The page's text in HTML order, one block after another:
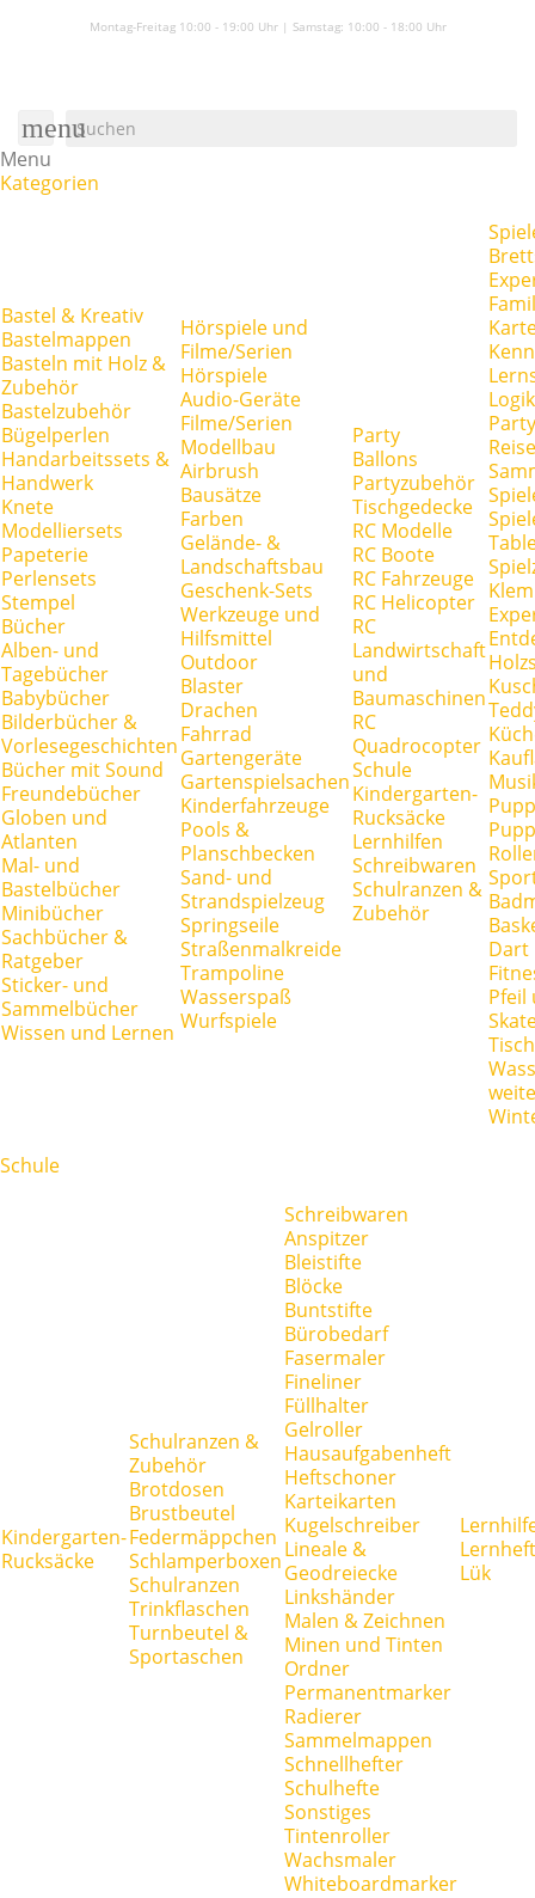
Montag-Freitag 10:00 - 19:00 Uhr | Samstag: 10:00 - 18:00 Uhr
menu
Menu
Kategorien
Bastel & Kreativ
Bastelmappen
Basteln mit Holz &
Zubehör
Bastelzubehör
Bügelperlen
Handarbeitssets &
Handwerk
Knete
Modelliersets
Papeterie
Perlensets
Stempel
Bücher
Alben- und
Tagebücher
Babybücher
Bilderbücher &
Vorlesegeschichten
Bücher mit Sound
Freundebücher
Globen und
Atlanten
Mal- und
Bastelbücher
Minibücher
Sachbücher &
Ratgeber
Sticker- und
Sammelbücher
Wissen und Lernen
Hörspiele und
Filme/Serien
Hörspiele
Audio-Geräte
Filme/Serien
Modellbau
Airbrush
Bausätze
Farben
Gelände- &
Landschaftsbau
Geschenk-Sets
Werkzeuge und
Hilfsmittel
Outdoor
Blaster
Drachen
Fahrrad
Gartengeräte
Gartenspielsachen
Kinderfahrzeuge
Pools &
Planschbecken
Sand- und
Strandspielzeug
Springseile
Straßenmalkreide
Trampoline
Wasserspaß
Wurfspiele
Party
Ballons
Partyzubehör
Tischgedecke
RC Modelle
RC Boote
RC Fahrzeuge
RC Helicopter
RC
Landwirtschaft
und
Baumaschinen
RC
Quadrocopter
Schule
Kindergarten-
Rucksäcke
Lernhilfen
Schreibwaren
Schulranzen &
Zubehör
Dart
Pfeil
Schule
Kindergarten-
Rucksäcke
Schulranzen &
Zubehör
Brotdosen
Brustbeutel
Federmäppchen
Schlamperboxen
Schulranzen
Trinkflaschen
Turnbeutel &
Sportaschen
Schreibwaren
Anspitzer
Bleistifte
Blöcke
Buntstifte
Bürobedarf
Fasermaler
Fineliner
Füllhalter
Gelroller
Hausaufgabenheft
Heftschoner
Karteikarten
Kugelschreiber
Lineale &
Geodreiecke
Linkshänder
Malen & Zeichnen
Minen und Tinten
Ordner
Permanentmarker
Radierer
Sammelmappen
Schnellhefter
Schulhefte
Sonstiges
Tintenroller
Wachsmaler
Whiteboardmarker
Lük